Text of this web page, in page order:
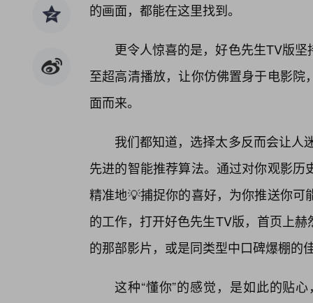
的画面，都能在这里找到。
更令人惊喜的是，好色先生TV版
至超高清播放，让你仿佛置身于电影
面而来。
我们都知道，选择太多反而会让人
先进的智能推荐算法。通过对你观影
精准地💡捕捉你的喜好，为你推送你
的工作，打开好色先生TV版，首页上
的那部影片，或是同类型中口碑爆棚的
这种“懂你”的感觉，是如此的贴